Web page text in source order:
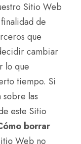
Sitio Web
de
que
cambiar
lo que
tiempo. Si
sobre las
este Sitio
borrar
Web no